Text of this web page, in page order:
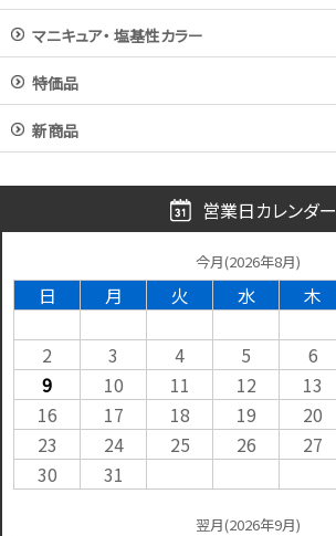
マニキュア・ 塩基性カラー
特価品
新商品
営業日カレンダー
今月(2026年8月)
日 月 火 水 木
2
3 4 5 6
9
10 11 12 13
16
17 18 19 20
23
24 25 26 27
30
31
翌月(2026年9月)